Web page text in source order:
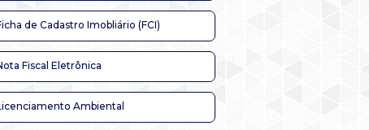
de Cadastro Imobliário (FCI)
Fiscal Eletrônica
Ambiental